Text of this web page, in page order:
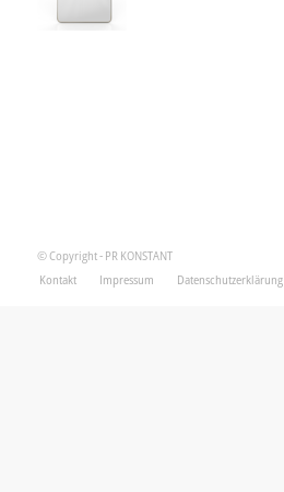
© Copyright - PR KONSTANT
Kontakt
Impressum Datenschutzerklärung